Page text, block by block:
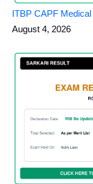
ITBP CAPF
August 4, 2026